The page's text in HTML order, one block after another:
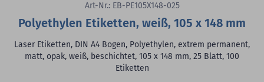
Art-Nr.: EB-PE105X148-025
Polyethylen Etiketten, weiß, 105 x 148 mm
Laser Etiketten, DIN A4 Bogen, Polyethylen, extrem permanent,
matt, opak, weiß, beschichtet, 105 x 148 mm, 25 Blatt, 100
Etiketten